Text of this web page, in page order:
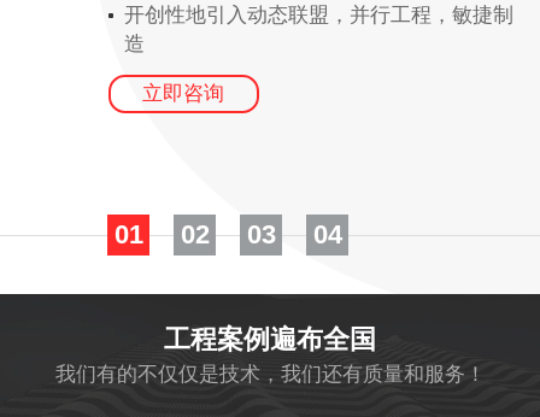
开创性地引入动态联盟，并行工程，敏捷制
造
立即咨询
01 02 03 04
工程案例遍布全国
我们有的不仅仅是技术，我们还有质量和服务！